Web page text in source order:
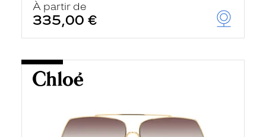
À partir de
335,00 €